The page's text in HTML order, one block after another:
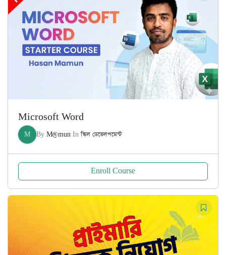
Microsoft Word
M By M@mun Inস্কিল ডেভেলপমেন্ট
Enroll Course